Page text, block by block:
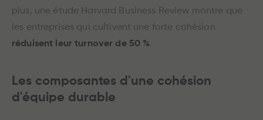
plus, une étude Harvard Business Review montre que
les entreprises qui cultivent une forte cohésion
réduisent leur turnover de 50 %.
Les composantes d'une cohésion
d'équipe durable